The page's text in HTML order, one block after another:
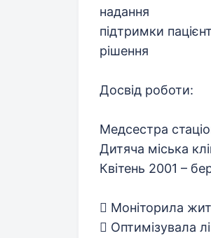
надання
підтримки
рішення
Досвід роботи:
Медсестра
Дитяча міська
Квітень 2001 –
 Моніторила
 Оптимізувала